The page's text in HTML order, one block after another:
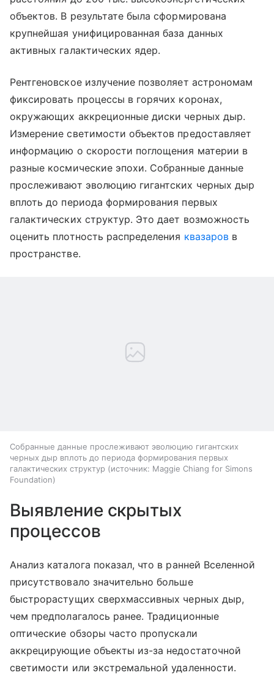
объектов. В результате была сформирована
крупнейшая унифицированная база данных
активных галактических ядер.
Рентгеновское излучение позволяет астрономам
фиксировать процессы в горячих коронах,
окружающих аккреционные диски черных дыр.
Измерение светимости объектов предоставляет
информацию о скорости поглощения материи в
разные космические эпохи. Собранные данные
прослеживают эволюцию гигантских черных дыр
вплоть до периода формирования первых
галактических структур. Это дает возможность
оценить плотность распределения квазаровв
пространстве.
Собранные данные прослеживают эволюцию гигантских
черных дыр вплоть до периода формирования первых
галактических структур
источник: Maggie Chiang for Simons
Foundation
Выявление скрытых
процессов
Анализ каталога показал, что в ранней Вселенной
присутствовало значительно больше
быстрорастущих сверхмассивных черных дыр,
чем предполагалось ранее. Традиционные
оптические обзоры часто пропускали
аккрецирующие объекты из-за недостаточной
светимости или экстремальной удаленности.